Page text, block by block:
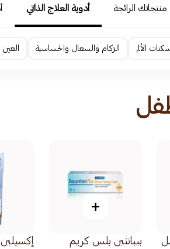
منتجاتك الرائجة أدوية العلاج الذاتي
الألم الزكام والسعال والحساسية
+
بيبانثين بلس كريم